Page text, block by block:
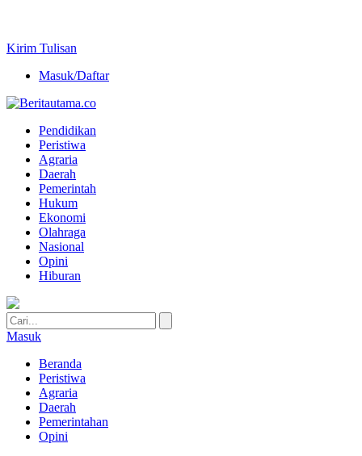
Kirim Tulisan
Masuk/Daftar
Pendidikan
Peristiwa
Agraria
Daerah
Pemerintah
Hukum
Ekonomi
Olahraga
Nasional
Opini
Hiburan
Masuk
Beranda
Peristiwa
Agraria
Daerah
Pemerintahan
Opini